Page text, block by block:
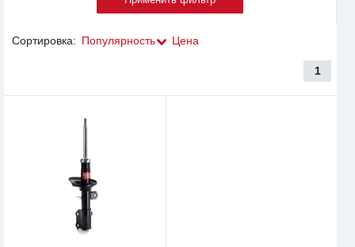
Сортировка: Популярность Цена
1